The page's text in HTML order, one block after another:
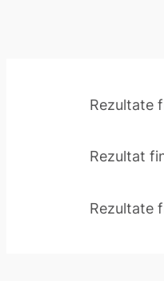
Rezultate
Rezultat
Rezultate